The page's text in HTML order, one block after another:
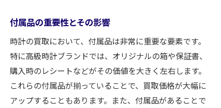
付属品の重要性とその影響
時計の買取において、付属品は非常に重要な要素です。
特に高級時計ブランドでは、オリジナルの箱や保証書、
購入時のレシートなどがその価値を大きく左右します。
これらの付属品が揃っていることで、買取価格が大幅に
アップすることもあります。また、付属品があることで